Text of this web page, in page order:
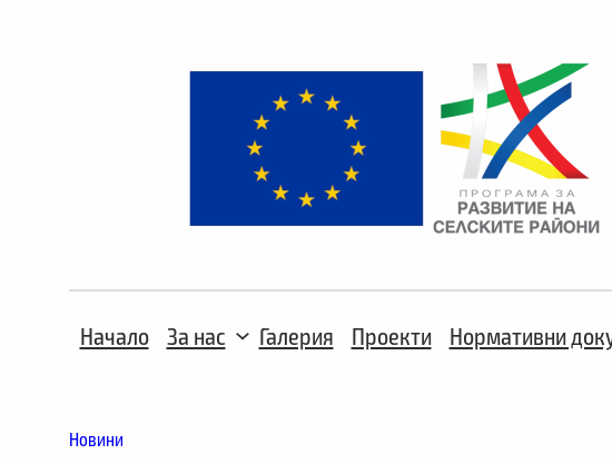
Начало За нас Галерия Проекти Нормативни
Новини